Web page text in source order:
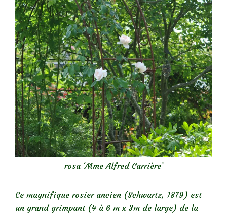
rosa ‘Mme Alfred Carrière’
Ce magnifique rosier ancien (Schwartz, 1879) est
un grand grimpant (4 à 6 m x 3m de large) de la